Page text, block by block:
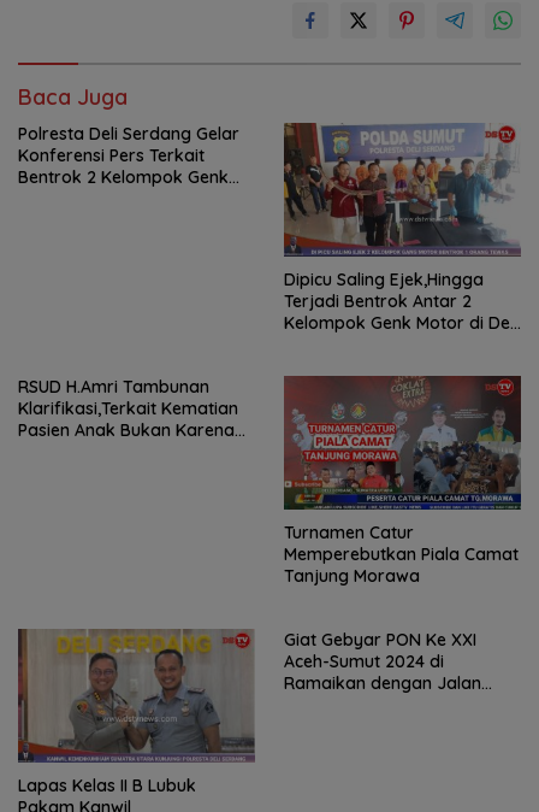
Baca Juga
Polresta Deli Serdang Gelar
Konferensi Pers Terkait
Bentrok 2 Kelompok Genk
Dipicu Saling Ejek,Hingga
Terjadi Bentrok Antar 2
Kelompok Genk Motor di Deli
RSUD H.Amri Tambunan
Klarifikasi,Terkait Kematian
Pasien Anak Bukan Karena
Turnamen Catur
Memperebutkan Piala Camat
Tanjung Morawa
Lapas Kelas II B Lubuk
Pakam Kanwil
Giat Gebyar PON Ke XXI
Aceh-Sumut 2024 di
Ramaikan dengan Jalan